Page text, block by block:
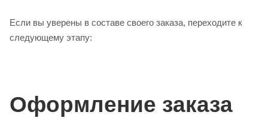
Если вы уверены в составе своего заказа, переходите к
следующему этапу:
Оформление заказа